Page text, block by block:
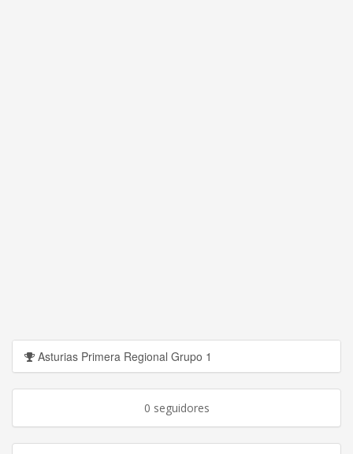
Asturias Primera Regional Grupo 1
0 seguidores